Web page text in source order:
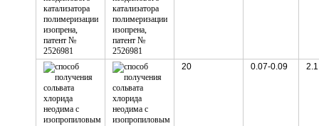
20 0.07-0.09 2.1